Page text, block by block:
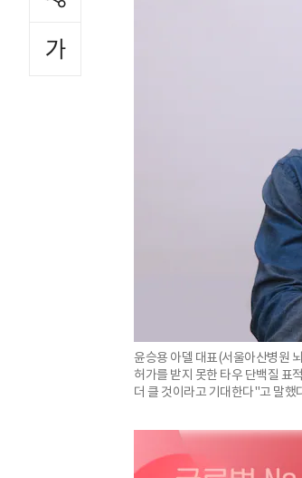
윤승용 아델 대표(서울아산병원
허가를 받지 못한 타우 단백질 표
더 클 것이라고 기대한다"고 말했